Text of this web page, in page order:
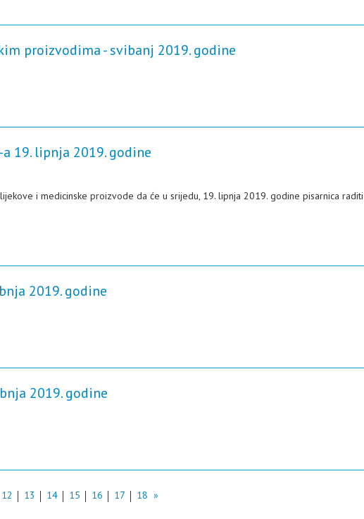
proizvodima - svibanj 2019. godine
19. lipnja 2019. godine
i medicinske proizvode da će u srijedu, 19. lipnja 2019. godine pisarnica raditi
2019. godine
2019. godine
12 13 14 15 16 17 18 »